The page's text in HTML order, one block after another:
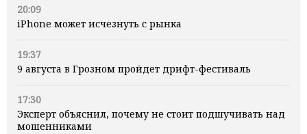
20:09
iPhone может исчезнуть с рынка
19:37
9 августа в Грозном пройдет дрифт-фестиваль
17:30
Эксперт объяснил, почему не стоит подшучивать над
мошенниками